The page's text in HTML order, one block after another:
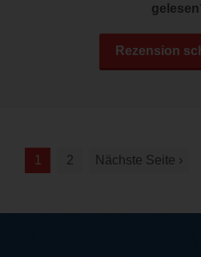
Rezension
1 2 Nächste Seite ›